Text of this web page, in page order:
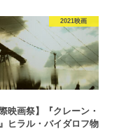
2021映画
映画祭】『クレーン・
ヒラル・バイダロフ物